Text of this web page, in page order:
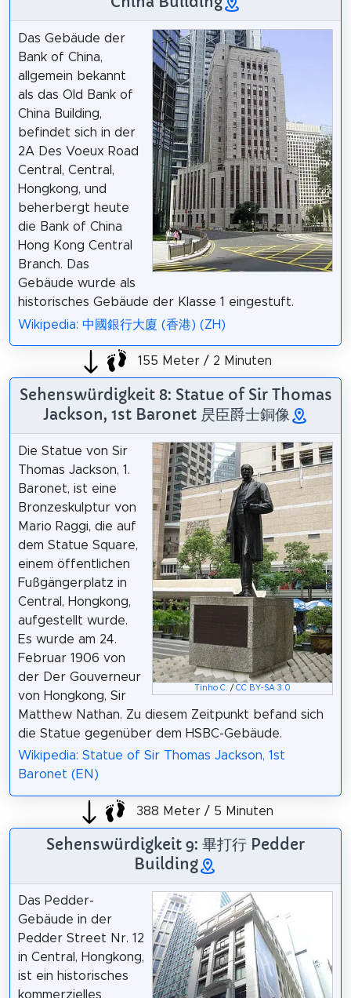
Das Gebäude der
Bank of China,
allgemein bekannt
als das Old Bank of
China Building,
befindet sich in der
2A Des Voeux Road
Central, Central,
Hongkong, und
beherbergt heute
die Bank of China
Hong Kong Central
Branch. Das
Gebäude wurde als
historisches Gebäude der Klasse 1 eingestuft.
Wikipedia: 中國銀行大廈 (香港) (ZH)
155 Meter / 2 Minuten
Sehenswürdigkeit 8: Statue of Sir Thomas
Jackson, 1st Baronet 昃臣爵士銅像
Tinho C. /CC BY-SA 3.0
Die Statue von Sir
Thomas Jackson, 1.
Baronet, ist eine
Bronzeskulptur von
Mario Raggi, die auf
dem Statue Square,
einem öffentlichen
Fußgängerplatz in
Central, Hongkong,
aufgestellt wurde.
Es wurde am 24.
Februar 1906 von
der Der Gouverneur
von Hongkong, Sir
Matthew Nathan. Zu diesem Zeitpunkt befand sich
die Statue gegenüber dem HSBC-Gebäude.
Wikipedia: Statue of Sir Thomas Jackson, 1st
Baronet (EN)
388 Meter / 5 Minuten
Sehenswürdigkeit 9: 畢打行 Pedder
Building
Das Pedder-
Gebäude in der
Pedder Street Nr. 12
in Central, Hongkong,
ist ein historisches
kommerzielles